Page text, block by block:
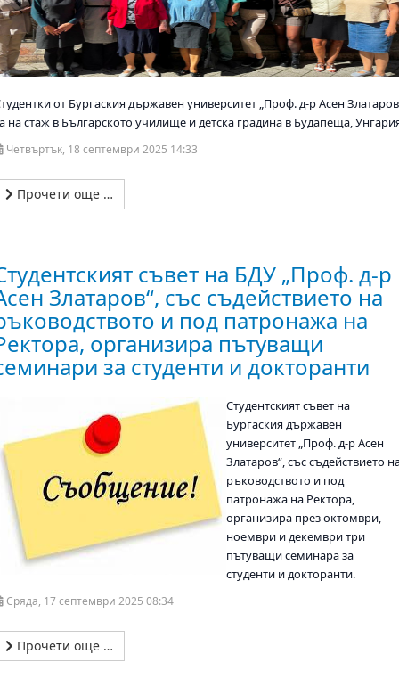
от Бургаския държавен университет „Проф. д-р Асен
на стаж в Българското училище и детска градина в Будапеща,
Четвъртък, 18 септември 2025 14:33
Прочети още …
съвет на БДУ „Проф. д-р
Златаров“, със съдействието на
и под патронажа на
организира пътуващи
за студенти и докторанти
Студентският съвет на
Бургаския държавен
университет „Проф. д-р Асен
Златаров“, със съдействието
ръководството и под
патронажа на Ректора,
организира през октомври,
ноември и декември три
пътуващи семинара за
студенти и докторанти.
Сряда, 17 септември 2025 08:34
Прочети още …